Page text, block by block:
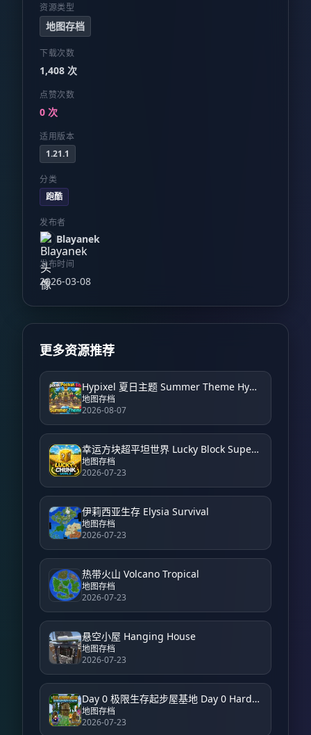
资源类型
地图存档
下载次数
1,408 次
点赞次数
0 次
适用版本
1.21.1
分类
跑酷
发布者
Blayanek
发布时间
2026-03-08
更多资源推荐
Hypixel 夏日主题 Summer Theme Hypixel
地图存档
2026-08-07
幸运方块超平坦世界 Lucky Block Super Flat World
地图存档
2026-07-23
伊莉西亚生存 Elysia Survival
地图存档
2026-07-23
热带火山 Volcano Tropical
地图存档
2026-07-23
悬空小屋 Hanging House
地图存档
2026-07-23
Day 0 极限生存起步屋基地 Day 0 Hardcore Survival Starter House Base
地图存档
2026-07-23